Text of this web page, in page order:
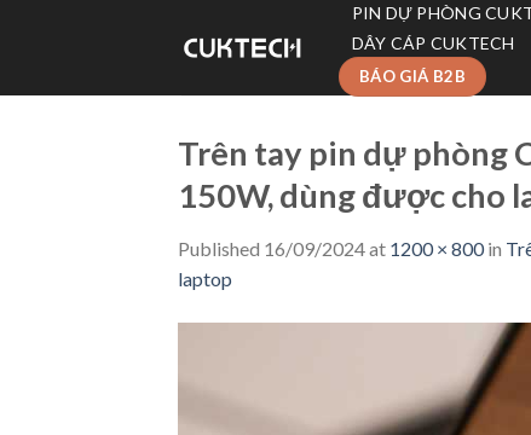
PIN DỰ PHÒNG
DÂY CÁP CUKTECH
BÁO GIÁ B2B
Trên tay pin dự phòng
150W, dùng được cho
Published 16/09/2024at 1200 × 800in
laptop